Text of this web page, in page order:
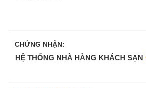
HỆ THỐNG NHÀ HÀNG KHÁCH SẠN
CHỨNG NHẬN: